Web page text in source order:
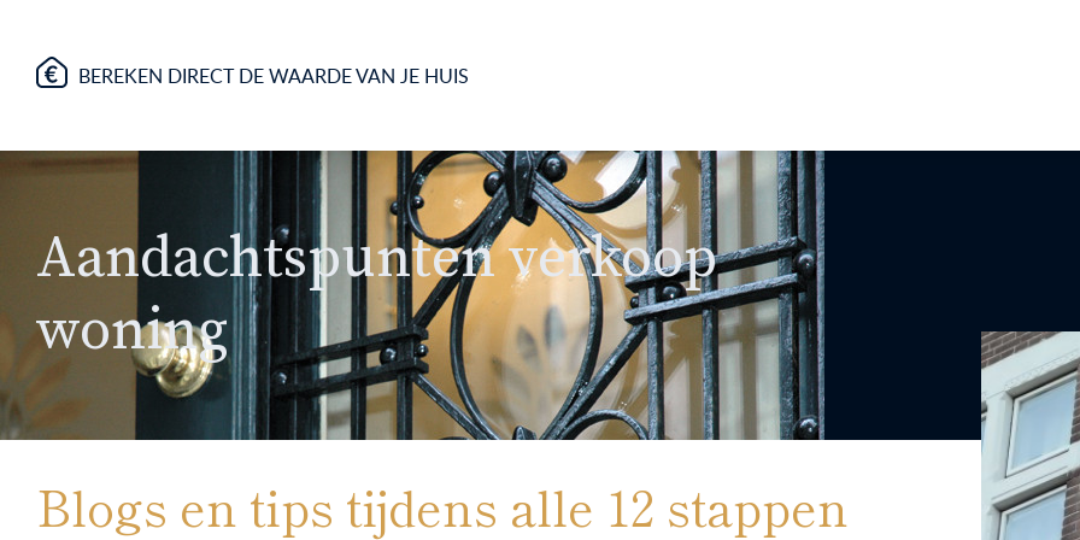
BEREKEN DIRECT DE WAARDE VAN JE HUIS
Aandachtspunten verkoop
woning
Blogs en tips tijdens alle 12 stappen